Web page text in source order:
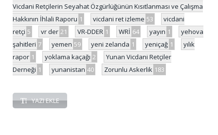
Vicdani Retçilerin Seyahat Özgürlüğünün Kısıtlanması ve Çalışma
Hakkının İhlali Raporu 1 vicdani ret izleme 53
vicdani
retçi 5 vr der 21 VR-DDER 1 WRİ 64 yayın 1
yehova
şahitleri 7 yemen 59 yeni zelanda 1 yeniçağ 1
yılık
rapor 1 yoklama kaçağı 2
Yunan Vicdani Retçiler
Derneği 1 yunanistan 40 Zorunlu Askerlik 183
YAZI EKLE